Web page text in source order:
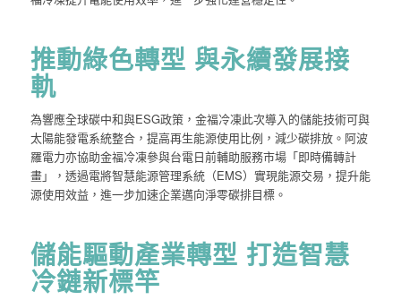
推動綠色轉型 與永續發展接
軌
為響應全球碳中和與ESG政策，金福冷凍此次導入的儲能技術可與
太陽能發電系統整合，提高再生能源使用比例，減少碳排放。阿波
羅電力亦協助金福冷凍參與台電日前輔助服務市場「即時備轉計
畫」，透過電將智慧能源管理系統（EMS）實現能源交易，提升能
源使用效益，進一步加速企業邁向淨零碳排目標。
儲能驅動產業轉型 打造智慧
冷鏈新標竿